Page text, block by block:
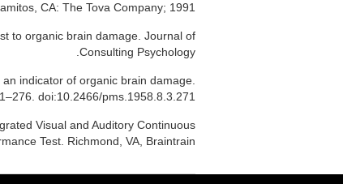
CA: The Tova Company; 1991.
to organic brain damage. Journal of
Consulting Psychology.
indicator of organic brain damage.
doi:10.2466/pms.1958.8.3.271
Visual and Auditory Continuous
Test. Richmond, VA, Braintrain.